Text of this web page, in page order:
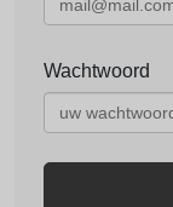
Wachtwoord